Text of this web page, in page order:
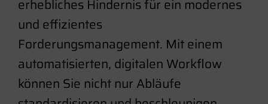
erhebliches Hindernis für ein modernes
und effizientes
Forderungsmanagement. Mit einem
automatisierten, digitalen Workflow
können Sie nicht nur Abläufe